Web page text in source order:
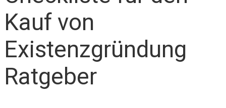
Kauf von
Existenzgründung
Ratgeber